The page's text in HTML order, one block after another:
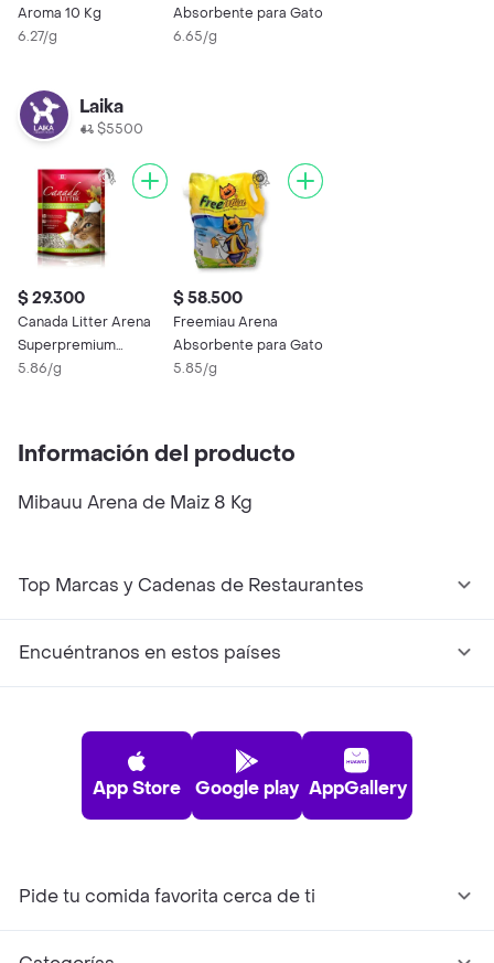
Aroma 10 Kg
6.27/g
Absorbente para Gato
6.65/g
Laika
$5500
$ 29.300
Canada Litter Arena
Superpremium
Aglomerante
5.86/g
$ 58.500
Freemiau Arena
Absorbente para Gato
5.85/g
Información del producto
Mibauu Arena de Maiz 8 Kg
Top Marcas y Cadenas de Restaurantes
Encuéntranos en estos países
App Store Google play AppGallery
Pide tu comida favorita cerca de ti